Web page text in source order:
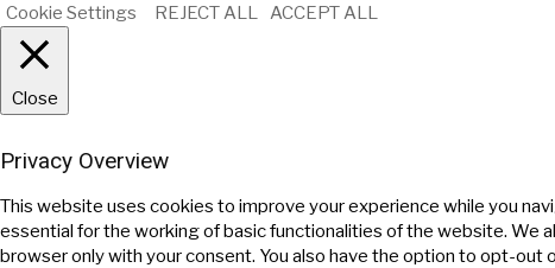
Cookie Settings
REJECT ALL ACCEPT ALL
Close
Privacy Overview
This website uses cookies to improve your experience while you
essential for the working of basic functionalities of the website. We
browser only with your consent. You also have the option to opt-